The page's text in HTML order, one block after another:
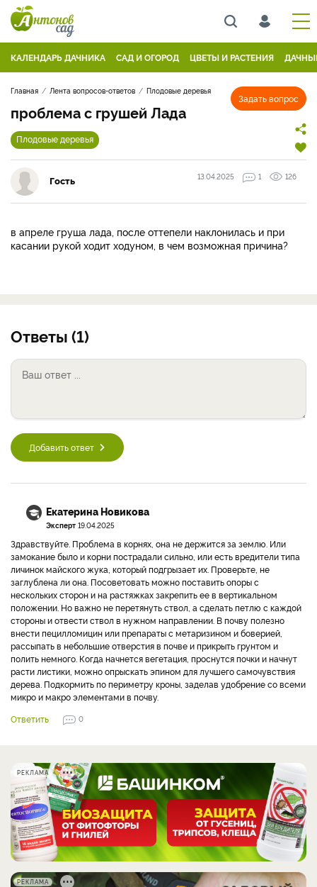
КАЛЕНДАРЬ ДАЧНИКА САД И ОГОРОД ЦВЕТЫ И РАСТЕНИЯ
Задать вопрос
Главная Лента вопросов-ответов Плодовые деревья
проблема с грушей Лада
Плодовые деревья
Гость 13.04.2025 1 126
в апреле груша лада, после оттепели наклонилась и при
касании рукой ходит ходуном, в чем возможная причина?
Ответы (1)
Добавить ответ
Екатерина Новикова
Эксперт 19.04.2025
Здравствуйте. Проблема в корнях, она не держится за землю. Или
замокание было и корни пострадали сильно, или есть вредители типа
личинок майского жука, который подгрызает их. Проверьте, не
заглублена ли она. Посоветовать можно поставить опоры с
нескольких сторон и на растяжках закрепить ее в вертикальном
положении. Но важно не перетянуть ствол, а сделать петлю с каждой
стороны и отвести ствол в нужном направлении. В почву полезно
внести пецилломицин или препараты с метаризином и боверией,
рассыпать в небольшие отверстия в почве и прикрыть грунтом и
полить немного. Когда начнется вегетация, проснутся почки и начнут
расти листики, можно опрыскать эпином для лучшего самочувствия
дерева. Подкормить по периметру кроны, заделав удобрение со всеми
микро и макро элементами в почву.
Ответить
0
РЕКЛАМА
РЕКЛАМА